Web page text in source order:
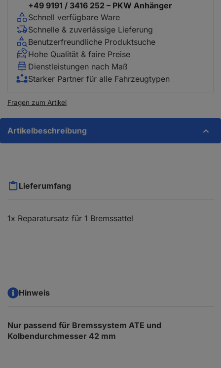
+49 9191 / 3416 252 – PKW Anhänger
Schnell verfügbare Ware
Schnelle & zuverlässige Lieferung
Benutzerfreundliche Produktsuche
Hohe Qualität & faire Preise
Dienstleistungen nach Maß
Starker Partner für alle Fahrzeugtypen
Fragen zum Artikel
Artikelbeschreibung
Lieferumfang
1x Reparatursatz für 1 Bremssattel
Hinweis
Nur passend für Bremssystem ATE und
Kolbendurchmesser 42 mm